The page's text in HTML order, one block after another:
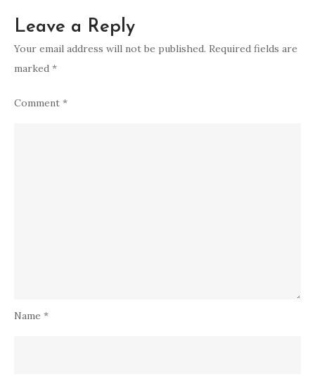
Leave a Reply
Your email address will not be published. Required fields are
marked *
Comment *
Name *